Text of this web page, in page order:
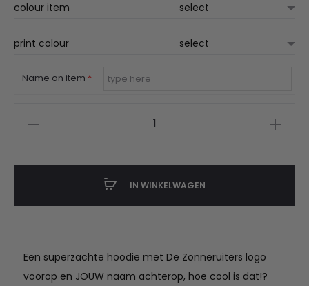
Een superzachte hoodie met De Zonneruiters logo
voorop en JOUW naam achterop, hoe cool is dat!?
colour item
print colour
Name on item *
naam
aantal
IN WINKELWAGEN